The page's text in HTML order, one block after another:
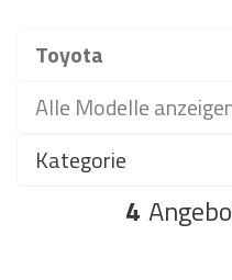
Toyota
Modell
Alle Modelle
Kategorie
Kategorie
4